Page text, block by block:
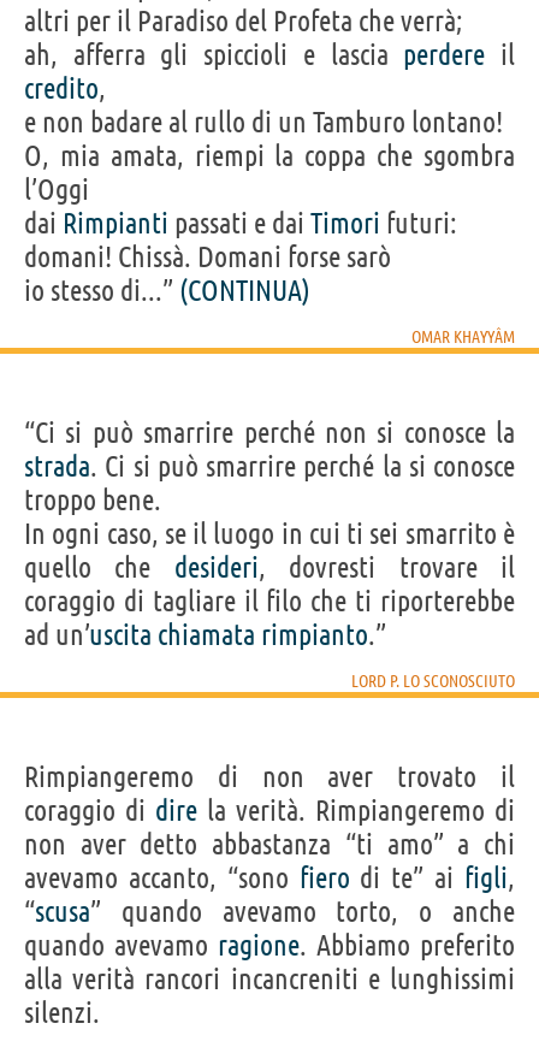
altri per il Paradiso del Profeta che verrà;
ah, afferra gli spiccioli e lascia perdere il
credito,
e non badare al rullo di un Tamburo lontano!
O, mia amata, riempi la coppa che sgombra
l’Oggi
dai Rimpianti passati e dai Timori futuri:
domani! Chissà. Domani forse sarò
io stesso di...” (CONTINUA)
OMAR KHAYYÂM
“Ci si può smarrire perché non si conosce la
strada. Ci si può smarrire perché la si conosce
troppo bene.
In ogni caso, se il luogo in cui ti sei smarrito è
quello che desideri, dovresti trovare il
coraggio di tagliare il filo che ti riporterebbe
ad un’uscita chiamata rimpianto.”
LORD P. LO SCONOSCIUTO
Rimpiangeremo di non aver trovato il
coraggio di dire la verità. Rimpiangeremo di
non aver detto abbastanza “ti amo” a chi
avevamo accanto, “sono fiero di te” ai figli,
“scusa” quando avevamo torto, o anche
quando avevamo ragione. Abbiamo preferito
alla verità rancori incancreniti e lunghissimi
silenzi.